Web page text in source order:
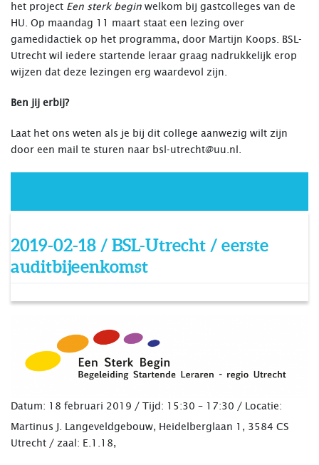
het project Een sterk begin welkom bij gastcolleges van de
HU. Op maandag 11 maart staat een lezing over
gamedidactiek op het programma, door Martijn Koops. BSL-
Utrecht wil iedere startende leraar graag nadrukkelijk erop
wijzen dat deze lezingen erg waardevol zijn.
Ben jij erbij?
Laat het ons weten als je bij dit college aanwezig wilt zijn
door een mail te sturen naar bsl-utrecht@uu.nl.
2019-02-18 / BSL-Utrecht / eerste
auditbijeenkomst
Datum: 18 februari 2019 / Tijd: 15:30 – 17:30 / Locatie:
Martinus J. Langeveldgebouw, Heidelberglaan 1, 3584 CS
Utrecht / zaal: E.1.18,